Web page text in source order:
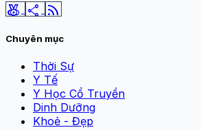
social_leaderboard share rss_feed
Chuyên mục
Thời Sự
Y Tế
Y Học Cổ Truyền
Dinh Dưỡng
Khoẻ - Đẹp